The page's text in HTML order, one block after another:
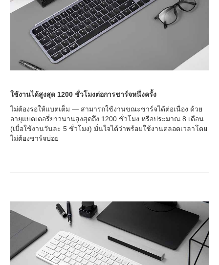
ใช้งานได้สูงสุด 1200 ชั่วโมงต่อการชาร์จหนึ่งครั้ง
ไม่ต้องรอให้แบตเต็ม — สามารถใช้งานขณะชาร์จได้ต่อเนื่อง ด้วย
อายุแบตเตอรี่ยาวนานสูงสุดถึง 1200 ชั่วโมง หรือประมาณ 8 เดือน
(เมื่อใช้งานวันละ 5 ชั่วโมง) มั่นใจได้ว่าพร้อมใช้งานตลอดเวลาโดย
ไม่ต้องชาร์จบ่อย